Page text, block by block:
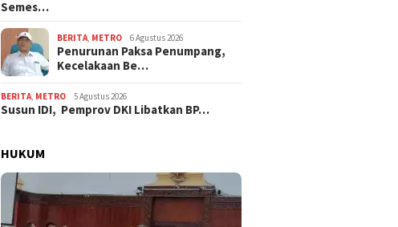
Semes…
BERITA, METRO 6 Agustus 2026
Penurunan Paksa Penumpang,
Kecelakaan Be…
BERITA, METRO 5 Agustus 2026
Susun IDI, Pemprov DKI Libatkan BP…
HUKUM